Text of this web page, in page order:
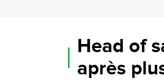
Head of
après